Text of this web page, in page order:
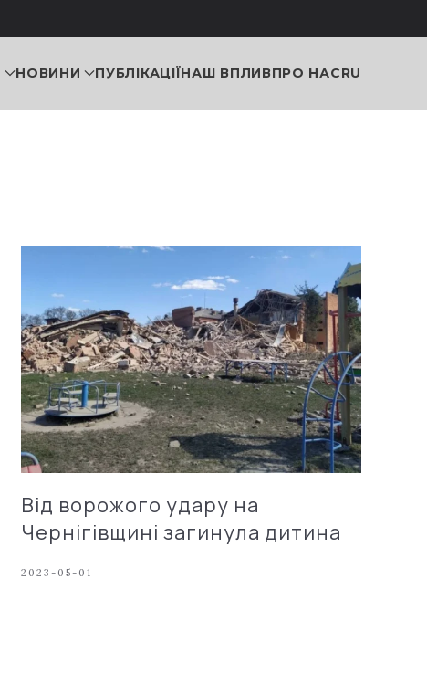
НОВИНИ ПУБЛІКАЦІЇНАШ ВПЛИВПРО НАСRU
Від ворожого удару на
Чернігівщині загинула дитина
2023-05-01